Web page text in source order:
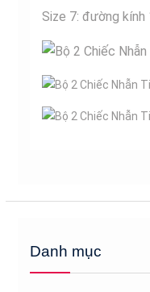
Size 7: đường kính
Danh mục